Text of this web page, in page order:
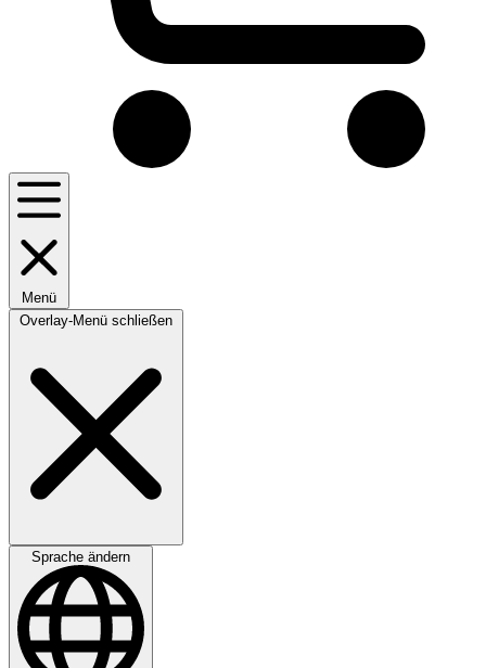
Menü
Overlay-Menü schließen
Sprache ändern